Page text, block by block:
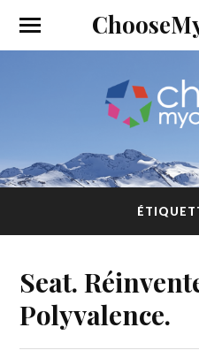
Seat.
Polyvalence.